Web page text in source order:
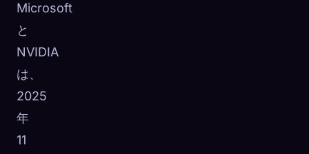
Microsoft
と
NVIDIA
は、
2025
年
11